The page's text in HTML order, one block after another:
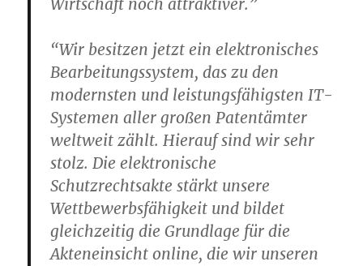
Wirtschaft noch attraktiver.”
“Wir besitzen jetzt ein elektronisches
Bearbeitungssystem, das zu den
modernsten und leistungsfähigsten IT-
Systemen aller großen Patentämter
weltweit zählt. Hierauf sind wir sehr
stolz. Die elektronische
Schutzrechtsakte stärkt unsere
Wettbewerbsfähigkeit und bildet
gleichzeitig die Grundlage für die
Akteneinsicht online, die wir unseren